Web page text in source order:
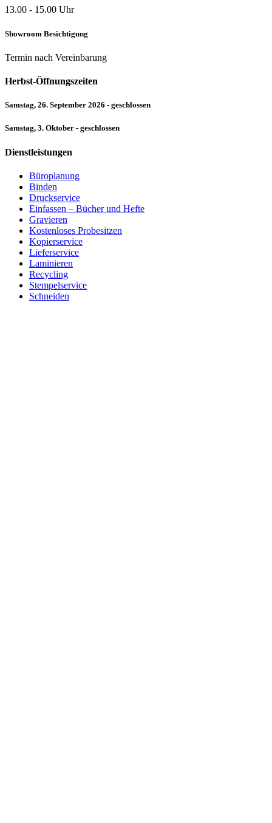
13.00 - 15.00 Uhr
Showroom Besichtigung
Termin nach Vereinbarung
Herbst-Öffnungszeiten
Samstag, 26. September 2026 - geschlossen
Samstag, 3. Oktober - geschlossen
Dienstleistungen
Büroplanung
Binden
Druckservice
Einfassen – Bücher und Hefte
Gravieren
Kostenloses Probesitzen
Kopierservice
Lieferservice
Laminieren
Recycling
Stempelservice
Schneiden